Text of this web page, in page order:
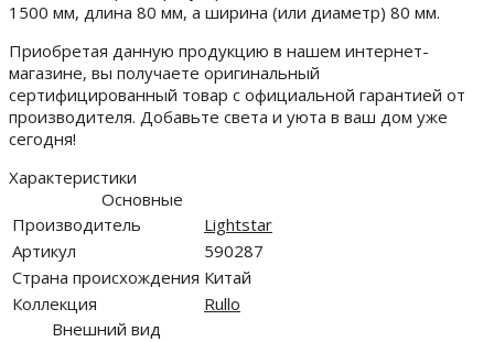
1500 мм, длина 80 мм, а ширина (или диаметр) 80 мм.
Приобретая данную продукцию в нашем интернет-
магазине, вы получаете оригинальный
сертифицированный товар с официальной гарантией от
производителя. Добавьте света и уюта в ваш дом уже
сегодня!
Характеристики
Основные
Производитель
Lightstar
Артикул
590287
Страна происхождения Китай
Коллекция
Rullo
Внешний вид